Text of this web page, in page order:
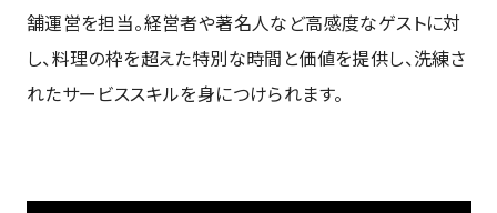
舗運営を担当。経営者や著名人など高感度なゲストに対
し、料理の枠を超えた特別な時間と価値を提供し、洗練さ
れたサービススキルを身につけられます。